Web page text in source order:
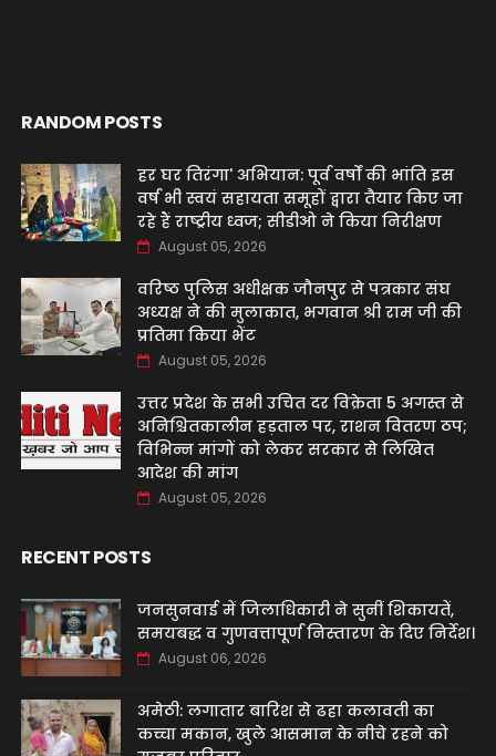
RANDOM POSTS
हर घर तिरंगा' अभियान: पूर्व वर्षों की भांति इस
वर्ष भी स्वयं सहायता समूहों द्वारा तैयार किए जा
रहे हैं राष्ट्रीय ध्वज; सीडीओ ने किया निरीक्षण
August 05, 2026
वरिष्ठ पुलिस अधीक्षक जौनपुर से पत्रकार संघ
अध्यक्ष ने की मुलाकात, भगवान श्री राम जी की
प्रतिमा किया भेंट
August 05, 2026
उत्तर प्रदेश के सभी उचित दर विक्रेता 5 अगस्त से
अनिश्चितकालीन हड़ताल पर, राशन वितरण ठप;
विभिन्न मांगों को लेकर सरकार से लिखित
आदेश की मांग
August 05, 2026
RECENT POSTS
जनसुनवाई में जिलाधिकारी ने सुनीं शिकायतें,
समयबद्ध व गुणवत्तापूर्ण निस्तारण के दिए निर्देश।
August 06, 2026
अमेठी: लगातार बारिश से ढहा कलावती का
कच्चा मकान, खुले आसमान के नीचे रहने को